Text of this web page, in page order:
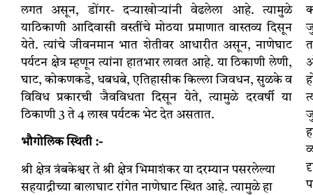
लगत असून, डोंगर- दऱ्याखोऱ्यांनी वेढलेला आहे. त्यामुळे
याठिकाणी आदिवासी वस्तींचे मोठया प्रमाणात वास्तव्य दिसून
येते. त्यांचे जीवनमान भात शेतीवर आधारीत असून, नाणेघाट
पर्यटन क्षेत्र म्हणून त्यांना हातभार लावत आहे. या ठिकाणी लेणी,
घाट, कोकणकडे, धबधबे, एतिहासीक किल्ला जिवधन, सुळके व
विविध प्रकारची जैवविधता दिसून येते, त्यामुळे दरवर्षी या
ठिकाणी 3 ते 4 लाख पर्यटक भेट देत असतात.
भौगोलिक स्थिती :-
श्री क्षेत्र त्रंबकेश्वर ते श्री क्षेत्र भिमाशंकर या दरम्यान पसरलेल्या
सहयाद्रीच्या बालाघाट रांगेत नाणेघाट स्थित आहे. त्यामुळे हा